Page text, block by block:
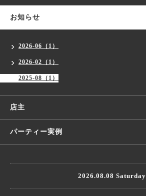
お知らせ
2026-06（1）
2026-02（1）
2025-08（1）
店主
パーティー実例
2026.08.08 Saturday